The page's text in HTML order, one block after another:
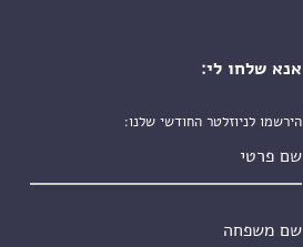
אנא שלחו לי:
הירשמו לניוזלטר החודשי שלנו: